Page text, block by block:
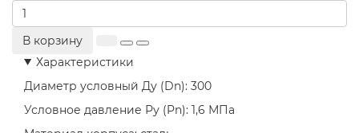
В корзину
Характеристики
Диаметр условный Ду (Dn): 300
Условное давление Ру (Pn): 1,6 МПа